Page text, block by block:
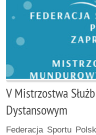
V Mistrzostwa
Dystansowym
Federacja Sportu